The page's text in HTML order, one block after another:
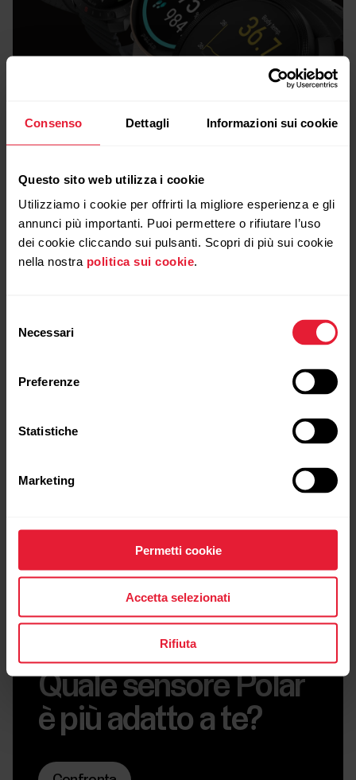
Consenso Dettagli Informazioni sui cookie
Questo sito web utilizza i cookie
Utilizziamo i cookie per offrirti la migliore esperienza e gli
annunci più importanti. Puoi permettere o rifiutare l’uso
dei cookie cliccando sui pulsanti. Scopri di più sui cookie
nella nostra politica sui cookie.
delNecessari
Preferenze
Statistiche
Marketing
Permetti cookie
Accetta selezionati
Rifiuta
Quale sportwatch
Polar è più adatto a
te?
Quale sensore Polar
è più adatto a te?